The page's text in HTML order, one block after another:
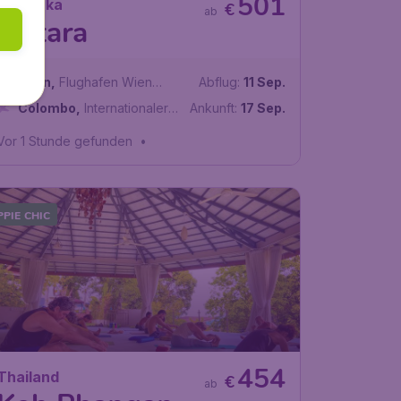
Lanka
Matara
€
ab
Wien
Flughafen Wien
Schwechat
Colombo
Internationaler
Abflug: 11 Sep.
Ankunft: 17 Sep.
1 Stunde gefunden •
CHIC
€454
ab